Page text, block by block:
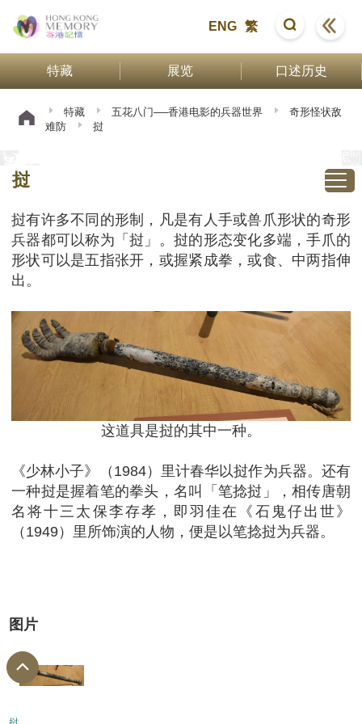
ENG 繁
特藏 展览 口述历史
特藏 五花八门──香港电影的兵器世界
奇形怪状敌
难防
挝
挝
挝有许多不同的形制，凡是有人手或兽爪形状的奇形
兵器都可以称为「挝」。挝的形态变化多端，手爪的
形状可以是五指张开，或握紧成拳，或食、中两指伸
出。
这道具是挝的其中一种。
《少林小子》（1984）里计春华以挝作为兵器。还有
一种挝是握着笔的拳头，名叫「笔捻挝」，相传唐朝
名将十三太保李存孝，即羽佳在《石鬼仔出世》
（1949）里所饰演的人物，便是以笔捻挝为兵器。
图片